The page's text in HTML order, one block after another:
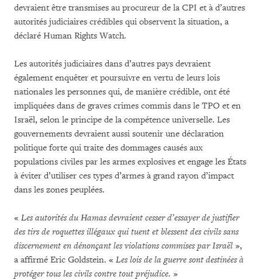
devraient être transmises au procureur de la CPI et à d’autres
autorités judiciaires crédibles qui observent la situation, a
déclaré Human Rights Watch.
Les autorités judiciaires dans d’autres pays devraient
également enquêter et poursuivre en vertu de leurs lois
nationales les personnes qui, de manière crédible, ont été
impliquées dans de graves crimes commis dans le TPO et en
Israël, selon le principe de la compétence universelle. Les
gouvernements devraient aussi soutenir une déclaration
politique forte qui traite des dommages causés aux
populations civiles par les armes explosives et engage les États
à éviter d’utiliser ces types d’armes à grand rayon d’impact
dans les zones peuplées.
« Les autorités du Hamas devraient cesser d’essayer de justifier
des tirs de roquettes illégaux qui tuent et blessent des civils sans
discernement en dénonçant les violations commises par Israël »,
a affirmé Eric Goldstein. « Les lois de la guerre sont destinées à
protéger tous les civils contre tout préjudice. »